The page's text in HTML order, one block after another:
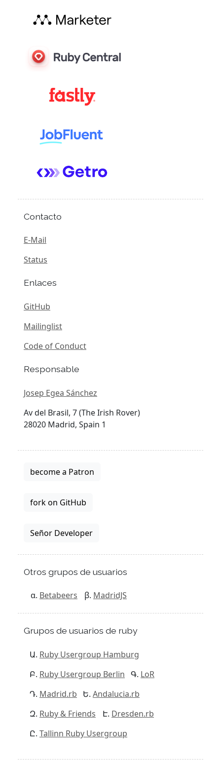
Contacto
E-Mail
Status
Enlaces
GitHub
Mailinglist
Code of Conduct
Responsable
Josep Egea Sánchez
Av del Brasil, 7 (The Irish Rover)
28020 Madrid, Spain 1
become a Patron
fork on GitHub
Señor Developer
Otros grupos de usuarios
Betabeers MadridJS
Grupos de usuarios de ruby
Ruby Usergroup Hamburg
Ruby Usergroup Berlin
LoR
Madrid.rb
Andalucia.rb
Ruby & Friends
Dresden.rb
Tallinn Ruby Usergroup